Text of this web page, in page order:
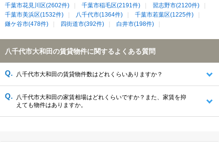
千葉市花見川区(2602件) 千葉市稲毛区(2191件)
習志野市(2120件)
千葉市美浜区(1532件)
八千代市(1364件)
千葉市若葉区(1225件)
鎌ケ谷市(478件)
四街道市(392件) 白井市(198件)
八千代市大和田の賃貸物件に関するよくある質問
八千代市大和田の賃貸物件数はどれくらいありますか？
八千代市大和田の家賃相場はどれくらいですか？また、家賃を抑
えても物件はありますか。